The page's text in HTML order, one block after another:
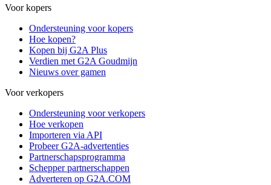
Voor kopers
Ondersteuning voor kopers
Hoe kopen?
Kopen bij G2A Plus
Verdien met G2A Goudmijn
Nieuws over gamen
Voor verkopers
Ondersteuning voor verkopers
Hoe verkopen
Importeren via API
Probeer G2A-advertenties
Partnerschapsprogramma
Schepper partnerschappen
Adverteren op G2A.COM